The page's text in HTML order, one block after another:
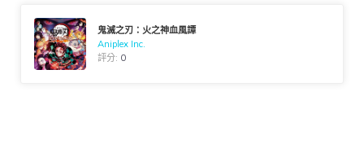
鬼滅之刃：火之神血風譚
Aniplex Inc.
評分: 0